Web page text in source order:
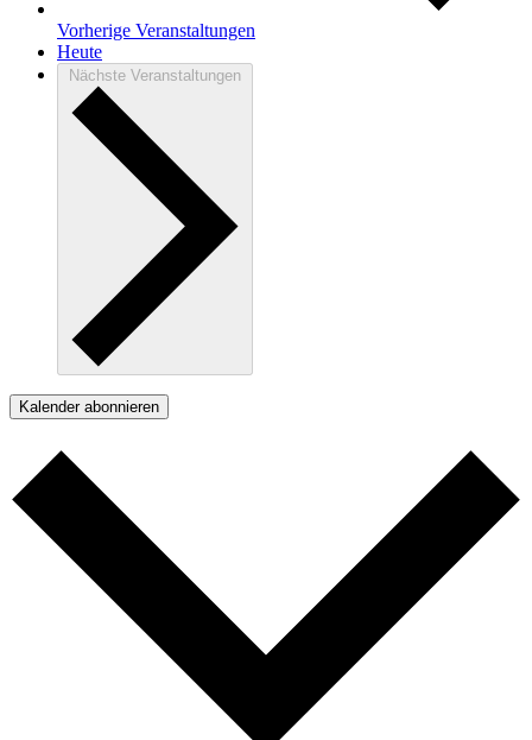
Vorherige Veranstaltungen
Heute
Nächste Veranstaltungen
Kalender abonnieren